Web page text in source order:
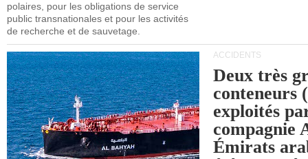
polaires, pour les obligations de service
public transnationales et pour les activités
de recherche et de sauvetage.
ACCIDENTS
Deux très
conteneurs
exploités
compagnie
Émirats